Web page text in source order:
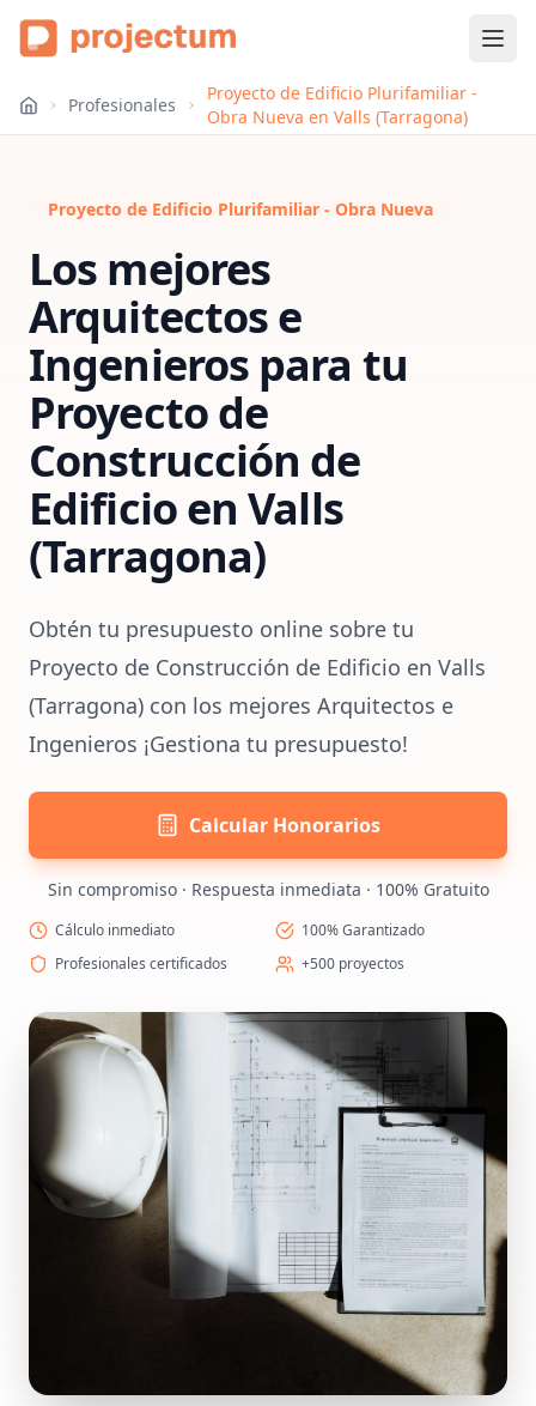
Profesionales
Proyecto de Edificio Plurifamiliar -
Obra Nueva en Valls (Tarragona)
Proyecto de Edificio Plurifamiliar - Obra Nueva
Los mejores
Arquitectos e
Ingenieros para tu
Proyecto de
Construcción de
EdificioenValls
(Tarragona)
Obtén tu presupuesto online sobre tu
Proyecto de Construcción de Edificio en Valls
(Tarragona) con los mejores Arquitectos e
Ingenieros ¡Gestiona tu presupuesto!
Calcular Honorarios
Sin compromiso · Respuesta inmediata · 100% Gratuito
Cálculo inmediato
100% Garantizado
Profesionales certificados
+500 proyectos